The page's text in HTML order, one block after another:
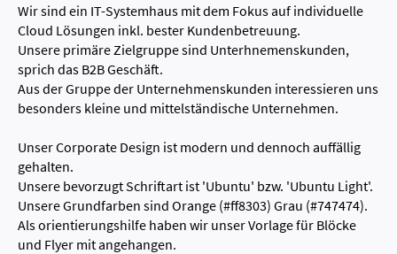
Wir sind ein IT-Systemhaus mit dem Fokus auf individuelle
Cloud Lösungen inkl. bester Kundenbetreuung.
Unsere primäre Zielgruppe sind Unterhnemenskunden,
sprich das B2B Geschäft.
Aus der Gruppe der Unternehmenskunden interessieren uns
besonders kleine und mittelständische Unternehmen.
Unser Corporate Design ist modern und dennoch auffällig
gehalten.
Unsere bevorzugt Schriftart ist 'Ubuntu' bzw. 'Ubuntu Light'.
Unsere Grundfarben sind Orange (#ff8303) Grau (#747474).
Als orientierungshilfe haben wir unser Vorlage für Blöcke
und Flyer mit angehangen.